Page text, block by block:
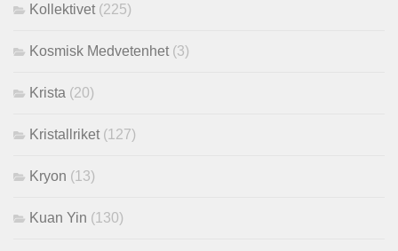
Kollektivet (225)
Kosmisk Medvetenhet (3)
Krista (20)
Kristallriket (127)
Kryon (13)
Kuan Yin (130)